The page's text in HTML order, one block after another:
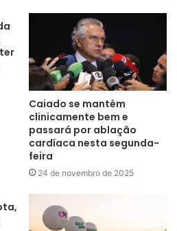
Caiado se mantém
clinicamente bem e
passará por ablação
cardíaca nesta segunda-
feira
24 de novembro de 2025